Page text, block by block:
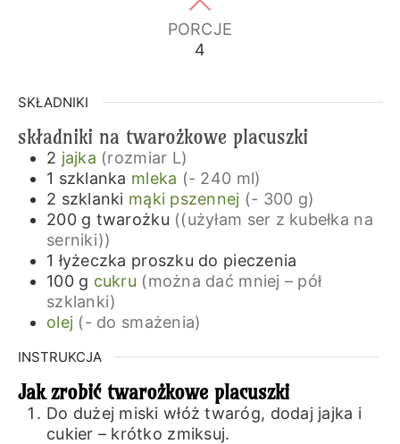
PORCJE
4
SKŁADNIKI
składniki na twarożkowe placuszki
2 jajka (rozmiar L)
1 szklanka mleka (- 240 ml)
2 szklanki mąki pszennej (- 300 g)
200 g twarożku ((użyłam ser z kubełka na
serniki))
1 łyżeczka proszku do pieczenia
100 g cukru (można dać mniej – pół
szklanki)
olej (- do smażenia)
INSTRUKCJA
Jak zrobić twarożkowe placuszki
Do dużej miski włóż twaróg, dodaj jajka i
cukier – krótko zmiksuj.